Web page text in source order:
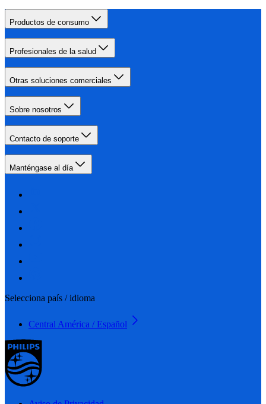
Productos de consumo
Profesionales de la salud
Otras soluciones comerciales
Sobre nosotros
Contacto de soporte
Manténgase al día
Selecciona país / idioma
Central América / Español